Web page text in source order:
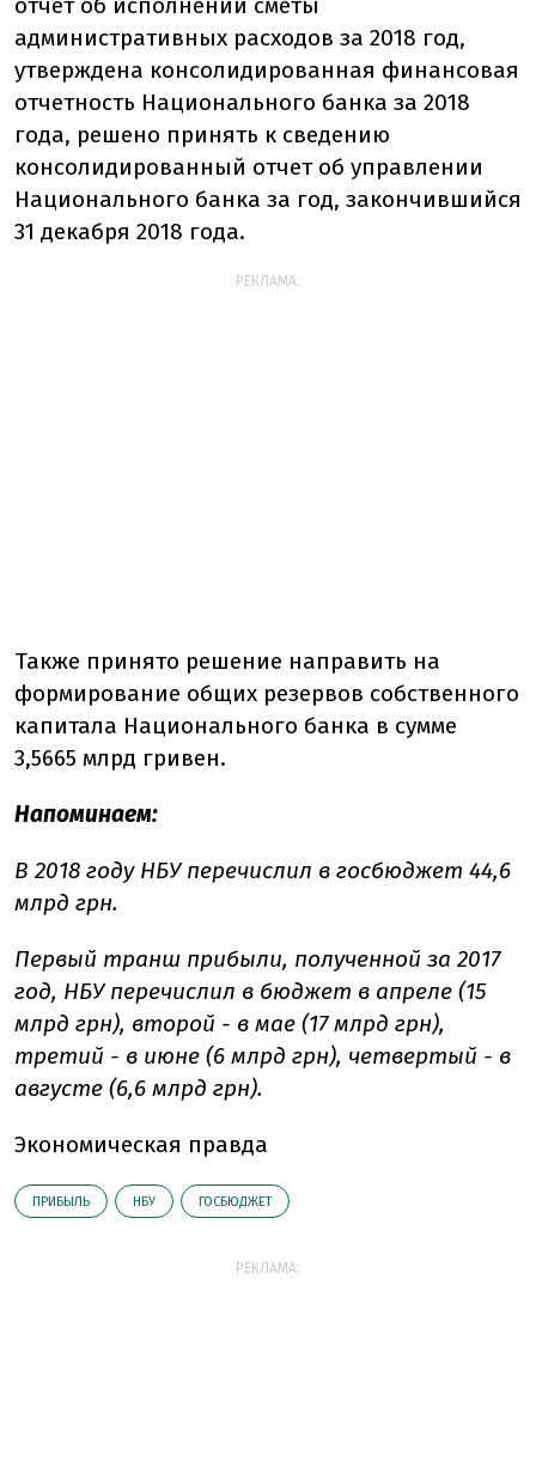
административных расходов за 2018 год,
утверждена консолидированная финансовая
отчетность Национального банка за 2018
года, решено принять к сведению
консолидированный отчет об управлении
Национального банка за год, закончившийся
31 декабря 2018 года.
РЕКЛАМА:
Также принято решение направить на
формирование общих резервов собственного
капитала Национального банка в сумме
3,5665 млрд гривен.
Напоминаем:
В 2018 году НБУ перечислил в госбюджет 44,6
млрд грн.
Первый транш прибыли, полученной за 2017
год, НБУ перечислил в бюджет в апреле (15
млрд грн), второй - в мае (17 млрд грн),
третий - в июне (6 млрд грн), четвертый - в
августе (6,6 млрд грн).
Экономическая правда
ПРИБЫЛЬ НБУ ГОСБЮДЖЕТ
РЕКЛАМА: